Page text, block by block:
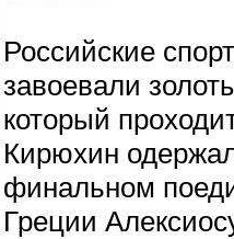
Российские
завоевали
который
Кирюхин
финальном
Греции